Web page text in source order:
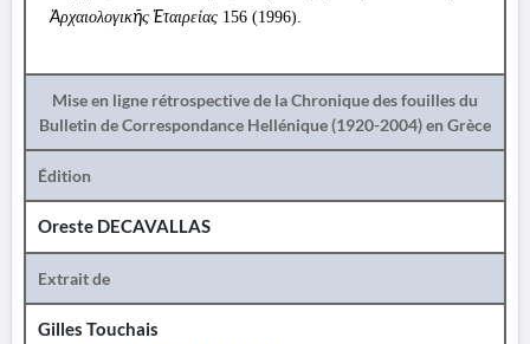
Ἀρχαιολογικῆς Ἑταιρείας 156 (1996).
Mise en ligne rétrospective de la Chronique des fouilles du
Bulletin de Correspondance Hellénique (1920-2004) en Grèce
Édition
Oreste DECAVALLAS
Extrait de
Gilles Touchais